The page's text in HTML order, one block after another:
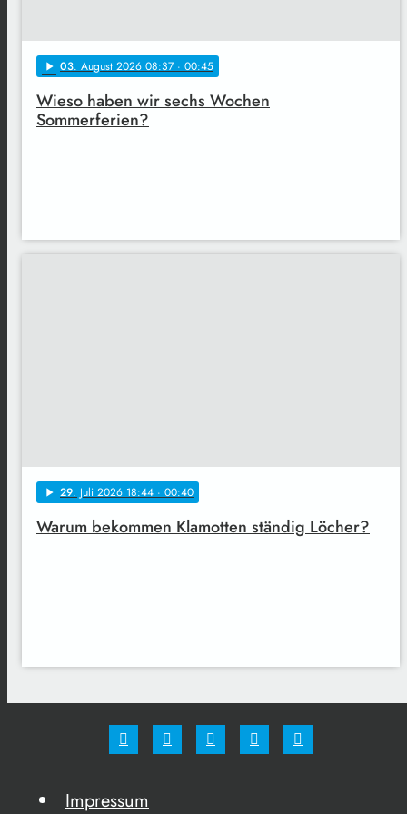
play_arrow 03. August 2026 08:37 · 00:45
Wieso haben wir sechs Wochen
Sommerferien?
play_arrow 29. Juli 2026 18:44 · 00:40
Warum bekommen Klamotten ständig Löcher?
Impressum